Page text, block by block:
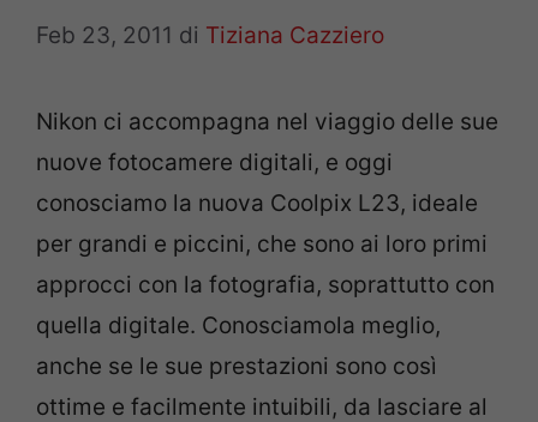
Feb 23, 2011 di Tiziana Cazziero
Nikon ci accompagna nel viaggio delle sue
nuove fotocamere digitali, e oggi
conosciamo la nuova Coolpix L23, ideale
per grandi e piccini, che sono ai loro primi
approcci con la fotografia, soprattutto con
quella digitale. Conosciamola meglio,
anche se le sue prestazioni sono così
ottime e facilmente intuibili, da lasciare al